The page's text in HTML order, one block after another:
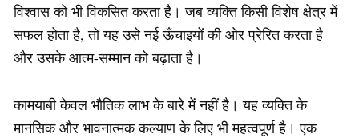
विश्वास को भी विकसित करता है। जब व्यक्ति किसी विशेष क्षेत्र में
सफल होता है, तो यह उसे नई ऊँचाइयों की ओर प्रेरित करता है
और उसके आत्म-सम्मान को बढ़ाता है।
कामयाबी केवल भौतिक लाभ के बारे में नहीं है। यह व्यक्ति के
मानसिक और भावनात्मक कल्याण के लिए भी महत्वपूर्ण है। एक